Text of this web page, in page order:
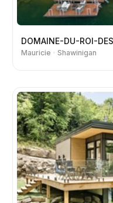
DOMAINE-DU-ROI-
Mauricie Shawinigan